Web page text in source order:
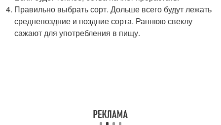
Правильно выбрать сорт. Дольше всего будут лежать
среднепоздние и поздние сорта. Раннюю свеклу
сажают для употребления в пищу.